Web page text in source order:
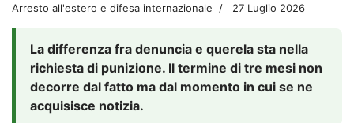
Arresto all'estero e difesa internazionale 27 Luglio 2026
La differenza fra denuncia e querela sta nella
richiesta di punizione. Il termine di tre mesi non
decorre dal fatto ma dal momento in cui se ne
acquisisce notizia.